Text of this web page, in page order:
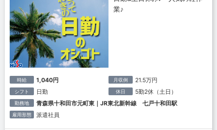
業♪
時給 1,040円 月収例 21.5万円
シフト 日勤 休日 5勤2休（土日）
勤務地 青森県十和田市元町東｜JR東北新幹線 七戸十和田駅
雇用形態 派遣社員